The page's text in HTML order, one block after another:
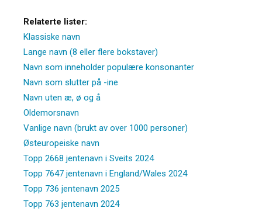
Relaterte lister:
Klassiske navn
Lange navn (8 eller flere bokstaver)
Navn som inneholder populære konsonanter
Navn som slutter på -ine
Navn uten æ, ø og å
Oldemorsnavn
Vanlige navn (brukt av over 1000 personer)
Østeuropeiske navn
Topp 2668 jentenavn i Sveits 2024
Topp 7647 jentenavn i England/Wales 2024
Topp 736 jentenavn 2025
Topp 763 jentenavn 2024